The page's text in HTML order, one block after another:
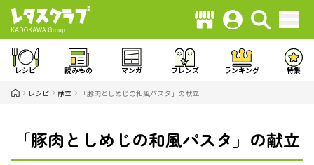
レシピ 読みもの マンガ フレンズ ランキング 特集
レシピ 献立 「豚肉としめじの和風パスタ」の献立
「豚肉としめじの和風パスタ」の献立